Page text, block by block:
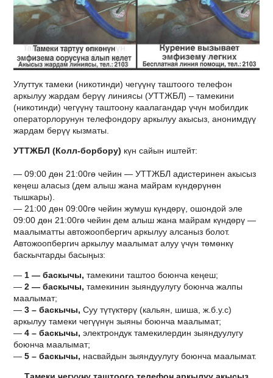
Улуттук тамеки (никотинди) чегүүнү таштоого телефон
аркылуу жардам берүү линиясы (УТТЖБЛ) – тамекини
(никотинди) чегүүнү таштоону каалагандар үчүн мобилдик
операторлорунун телефондору аркылуу акысыз, анонимдүү
жардам берүү кызматы.
УТТЖБЛ (Колл-борбору) күн сайын иштейт:
— 09:00 дөн 21:00гө чейин — УТТЖБЛ адистеринен акысыз
кеңеш аласыз (дем алыш жана майрам күндөрүнөн
тышкары).
— 21:00 дөн 09:00гө чейин жумуш күндөрү, ошондой эле
09:00 дөн 21:00гө чейин дем алыш жана майрам күндөрү —
маалыматты автожоопбергич аркылуу алсаныз болот.
Автожоопбергич аркылуу маалымат алуу үчүн төмөнкү
баскычтарды басыңыз:
—1 — баскычы, тамекини таштоо боюнча кеңеш;
—2 — баскычы, тамекинин зыяндуулугу боюнча жалпы
маалымат;
—3 – баскычы, Суу түтүктөрү (кальян, шиша, ж.б.у.с)
аркылуу тамеки чегүүнүн зыяны боюнча маалымат;
—4 – баскычы, электрондук тамекилердин зыяндуулугу
боюнча маалымат;
—5 – баскычы, насвайдын зыяндуулугу боюнча маалымат.